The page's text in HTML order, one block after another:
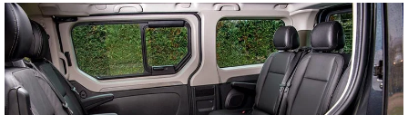
tani bus do Szczecina
Koszalina Bydgoszczy
Kołobrzegu Piły
Chojnic Tucholi
Więcborka Nakła nad